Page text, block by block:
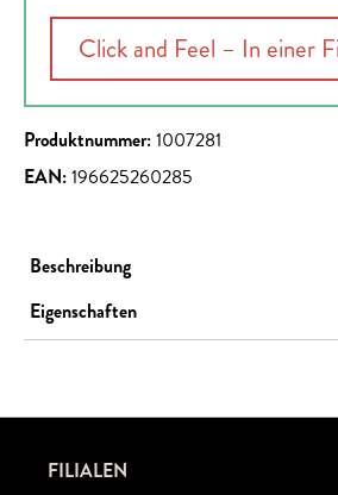
Click and Feel – In einer
Produktnummer:1007281
EAN:196625260285
Beschreibung
Eigenschaften
FILIALEN